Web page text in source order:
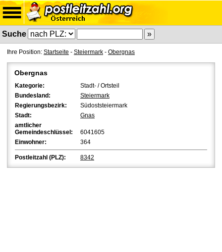
Suche
Ihre Position: Startseite - Steiermark - Obergnas
Obergnas
Kategorie:
Stadt- / Ortsteil
Bundesland:
Steiermark
Regierungsbezirk:
Südoststeiermark
Stadt:
Gnas
amtlicher
Gemeindeschlüssel:
6041605
Einwohner:
364
Postleitzahl (PLZ): 8342